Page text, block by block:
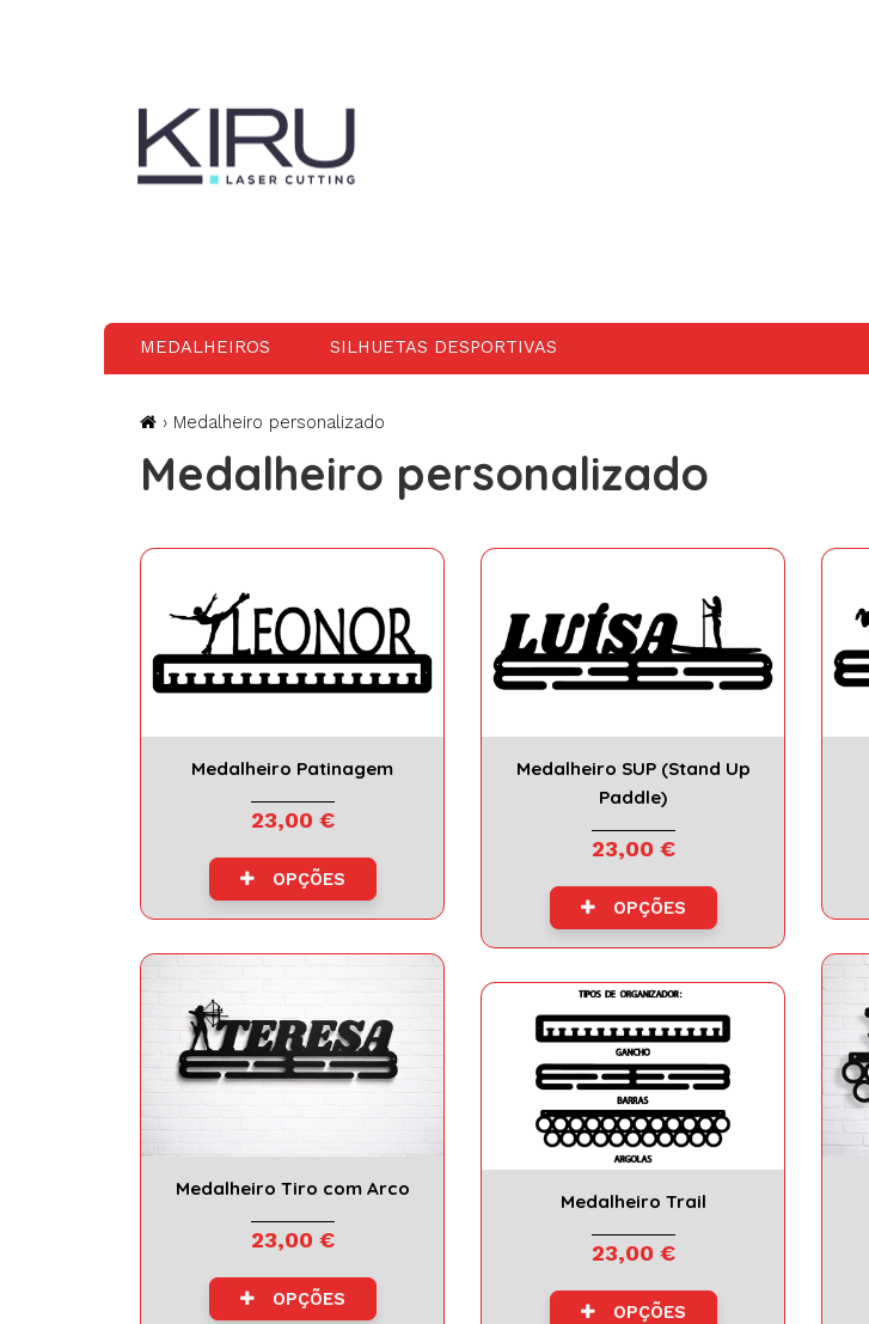
MEDALHEIROS SILHUETAS DESPORTIVAS
› Medalheiro personalizado
Medalheiro personalizado
personalizado
Medalheiro Patinagem
23,00 €
OPÇÕES
Medalheiro SUP (Stand Up
Paddle)
23,00 €
OPÇÕES
Medalheiro Tiro com Arco
23,00 €
OPÇÕES
Medalheiro Trail
23,00 €
OPÇÕES